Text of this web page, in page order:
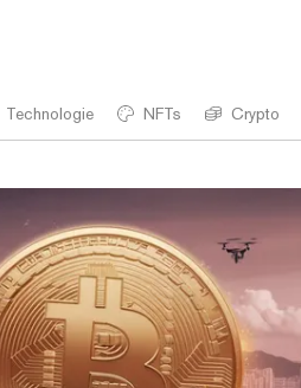
Technologie NFTs Crypto